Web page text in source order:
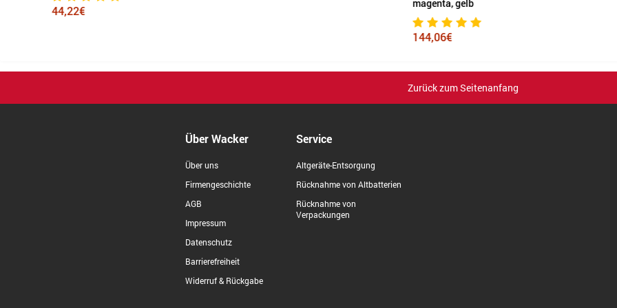
44,22€
magenta, gelb
144,06€
Zurück zum Seitenanfang
Über Wacker
Über uns
Firmengeschichte
AGB
Impressum
Datenschutz
Barrierefreiheit
Widerruf & Rückgabe
Service
Altgeräte-Entsorgung
Rücknahme von Altbatterien
Rücknahme von
Verpackungen